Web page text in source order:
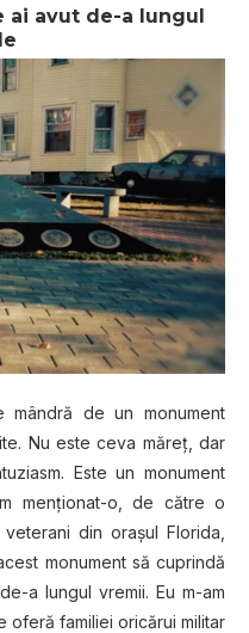
ai avut de-a lungul
mândră de un monument
Nu este ceva măreț, dar
Este un monument
menționat-o, de către o
din orașul Florida,
monument să cuprindă
a lungul vremii. Eu m-am
oferă familiei oricărui militar